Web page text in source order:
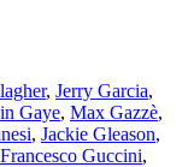
, Jerry Garcia,
Gaye, Max Gazzè,
, Jackie Gleason,
Francesco Guccini,